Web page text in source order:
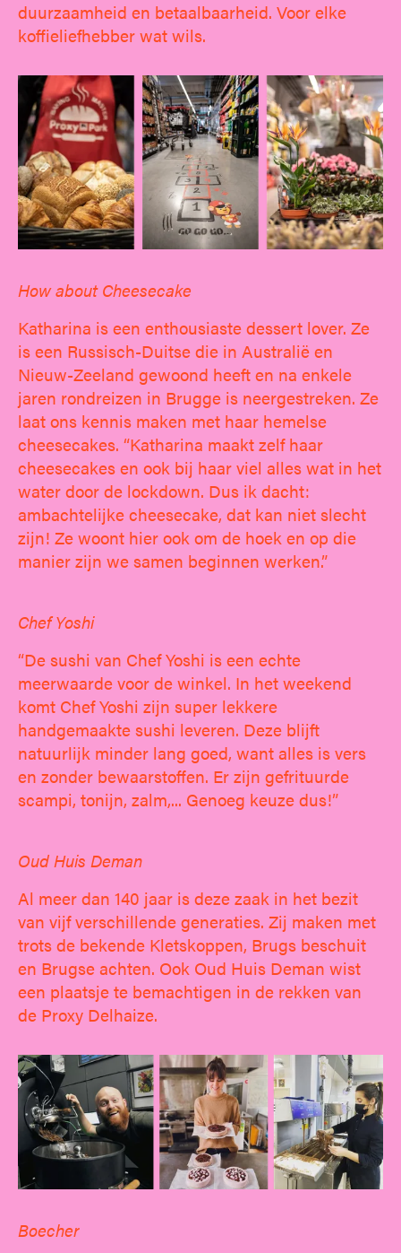
duurzaamheid en betaalbaarheid. Voor elke
koffieliefhebber wat wils.
How about Cheesecake
Katharina is een enthousiaste dessert lover. Ze
is een Russisch-Duitse die in Australië en
Nieuw-Zeeland gewoond heeft en na enkele
jaren rondreizen in Brugge is neergestreken. Ze
laat ons kennis maken met haar hemelse
cheesecakes. “Katharina maakt zelf haar
cheesecakes en ook bij haar viel alles wat in het
water door de lockdown. Dus ik dacht:
ambachtelijke cheesecake, dat kan niet slecht
zijn! Ze woont hier ook om de hoek en op die
manier zijn we samen beginnen werken.”
Chef Yoshi
“De sushi van Chef Yoshi is een echte
meerwaarde voor de winkel. In het weekend
komt Chef Yoshi zijn super lekkere
handgemaakte sushi leveren. Deze blijft
natuurlijk minder lang goed, want alles is vers
en zonder bewaarstoffen. Er zijn gefrituurde
scampi, tonijn, zalm,... Genoeg keuze dus!”
Oud Huis Deman
Al meer dan 140 jaar is deze zaak in het bezit
van vijf verschillende generaties. Zij maken met
trots de bekende Kletskoppen, Brugs beschuit
en Brugse achten. Ook Oud Huis Deman wist
een plaatsje te bemachtigen in de rekken van
de Proxy Delhaize.
Boecher